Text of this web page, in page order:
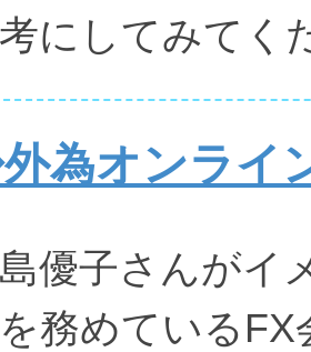
にしてみてく
為オンライ
優子さんがイ
務めている